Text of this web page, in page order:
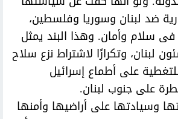
ضد لبنان وسوريا وفلسطين،
سلام وأمان. وهذا البند يمثل
لبنان، وتكرارًا لاشتراط نزع سلاح
على أطماع إسرائيل
على جنوب لبنان.
وسيادتها على أراضيها وأمنها